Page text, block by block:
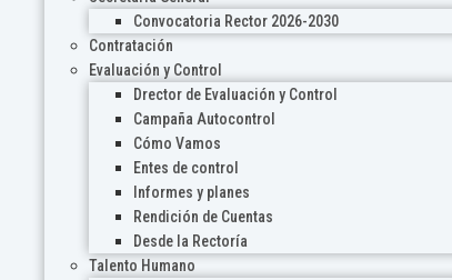
Convocatoria Rector 2026-2030
Contratación
Evaluación y Control
Drector de Evaluación y Control
Campaña Autocontrol
Cómo Vamos
Entes de control
Informes y planes
Rendición de Cuentas
Desde la Rectoría
Talento Humano